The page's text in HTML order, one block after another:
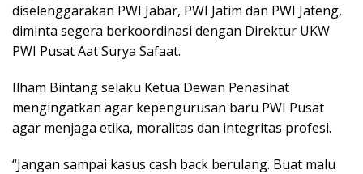
diselenggarakan PWI Jabar, PWI Jatim dan PWI Jateng,
diminta segera berkoordinasi dengan Direktur UKW
PWI Pusat Aat Surya Safaat.
Ilham Bintang selaku Ketua Dewan Penasihat
mengingatkan agar kepengurusan baru PWI Pusat
agar menjaga etika, moralitas dan integritas profesi.
“Jangan sampai kasus cash back berulang. Buat malu